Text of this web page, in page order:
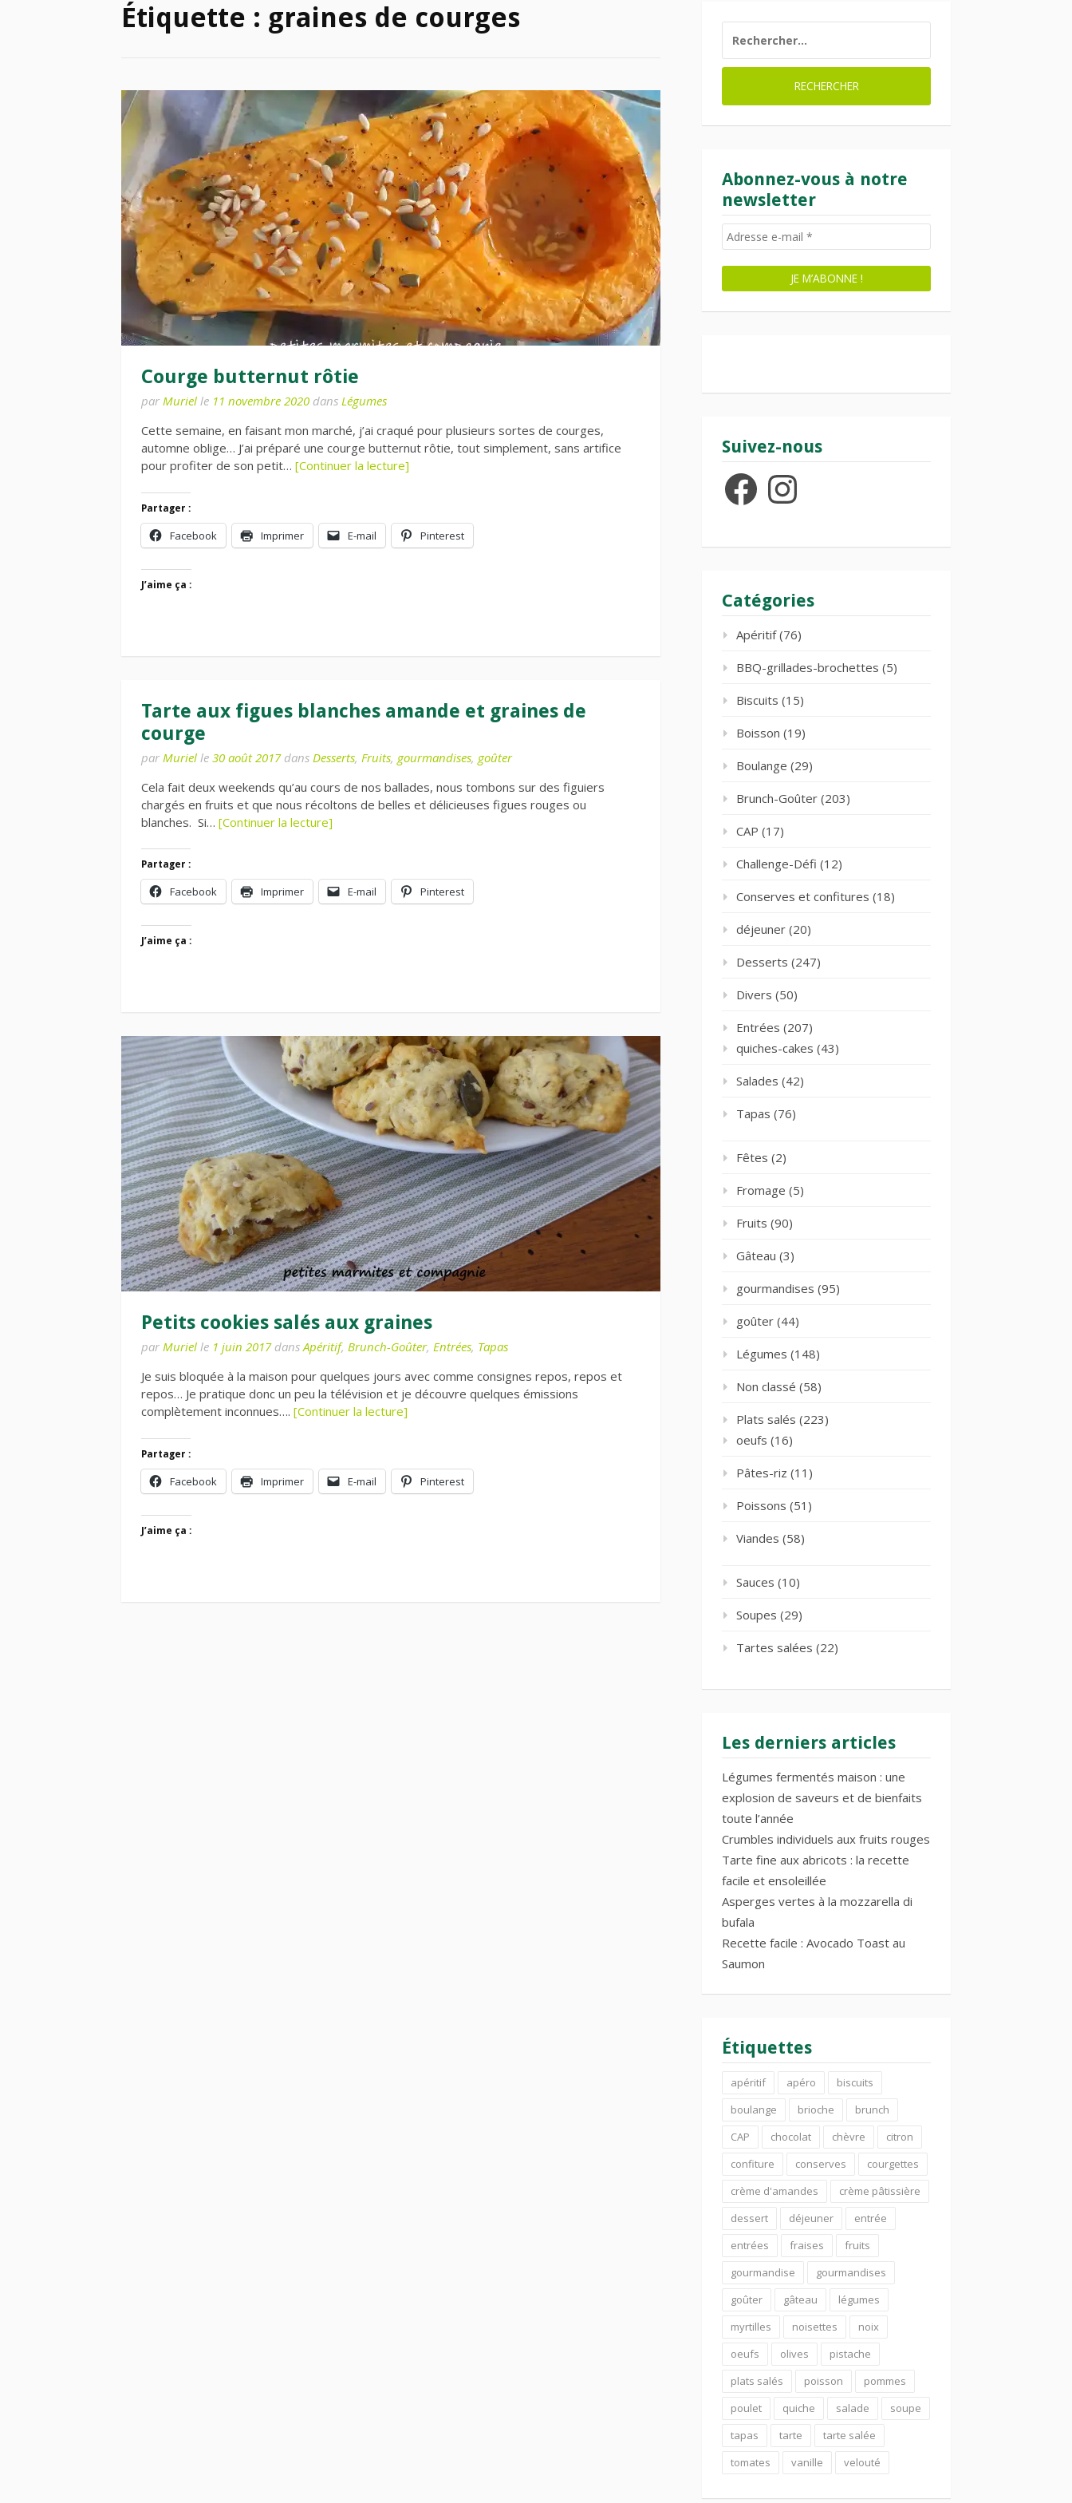
Étiquette : graines de courges
Courge butternut rôtie
par Muriel le 11 novembre 2020 dans Légumes
Cette semaine, en faisant mon marché, j’ai craqué pour plusieurs sortes de courges,
automne oblige… J’ai préparé une courge butternut rôtie, tout simplement, sans artifice
pour profiter de son petit… [Continuer la lecture]
Partager :
Facebook Imprimer E-mail Pinterest
J’aime ça :
Tarte aux figues blanches amande et graines de
courge
par Muriel le 30 août 2017dans Desserts, Fruits, gourmandises, goûter
Cela fait deux weekends qu’au cours de nos ballades, nous tombons sur des figuiers
chargés en fruits et que nous récoltons de belles et délicieuses figues rouges ou
blanches. Si… [Continuer la lecture]
Partager :
Facebook Imprimer E-mail Pinterest
J’aime ça :
Petits cookies salés aux graines
par Muriel le 1 juin 2017dansApéritif, Brunch-Goûter, Entrées, Tapas
Je suis bloquée à la maison pour quelques jours avec comme consignes repos, repos et
repos… Je pratique donc un peu la télévision et je découvre quelques émissions
complètement inconnues…. [Continuer la lecture]
Partager :
Facebook Imprimer E-mail Pinterest
J’aime ça :
Abonnez-vous à notre
newsletter
Suivez-nous
FacebookInstagram
Catégories
Apéritif(76)
BBQ-grillades-brochettes (5)
Biscuits (15)
Boisson (19)
Boulange (29)
Brunch-Goûter (203)
CAP (17)
Challenge-Défi (12)
Conserves et confitures (18)
déjeuner (20)
Desserts (247)
Divers (50)
Entrées (207)
quiches-cakes (43)
Salades (42)
Tapas (76)
Fêtes (2)
Fromage (5)
Fruits (90)
Gâteau (3)
gourmandises (95)
goûter (44)
Légumes (148)
Non classé (58)
Plats salés (223)
oeufs (16)
Pâtes-riz (11)
Poissons (51)
Viandes (58)
Sauces (10)
Soupes (29)
Tartes salées (22)
Les derniers articles
Légumes fermentés maison : une
explosion de saveurs et de bienfaits
toute l’année
Crumbles individuels aux fruits rouges
Tarte fine aux abricots : la recette
facile et ensoleillée
Asperges vertes à la mozzarella di
bufala
Recette facile : Avocado Toast au
Saumon
Étiquettes
apéritif apéro
biscuits
boulange
brioche
brunch
CAP
chocolat chèvre
citron
confiture
conserves
courgettes
crème d'amandes
crème pâtissière
dessert
déjeuner
entrée
entrées
fraises
fruits
gourmandise
gourmandises
goûter
gâteau
légumes
myrtilles
noisettes
noix
oeufs
olives
pistache
plats salés
poisson
pommes
poulet
quiche salade
soupe
tapas
tarte
tarte salée
tomates
vanille velouté